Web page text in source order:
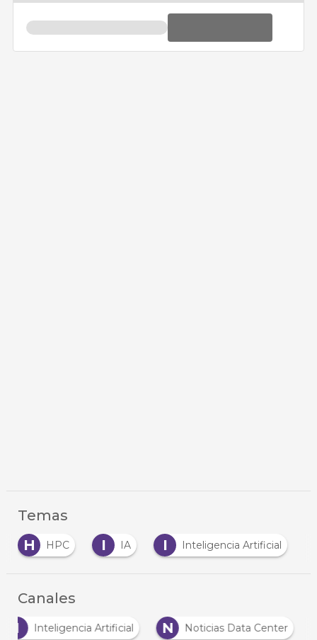
Temas
I IA I Inteligencia Artificial S
Canales
I
Inteligencia Artificial N Noticias Data Center